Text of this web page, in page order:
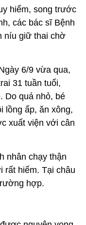
hiểm, song trước
các bác sĩ Bệnh
níu giữ thai chờ
6/9 vừa qua,
31 tuần tuổi,
Do quá nhỏ, bé
lồng ấp, ăn xông,
xuất viện với cân
nhân chạy thận
rất hiếm. Tại châu
hợp.